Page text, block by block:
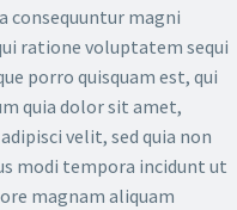
consequuntur magni
ratione voluptatem sequi
porro quisquam est, qui
quia dolor sit amet,
velit, sed quia non
modi tempora incidunt ut
magnam aliquam